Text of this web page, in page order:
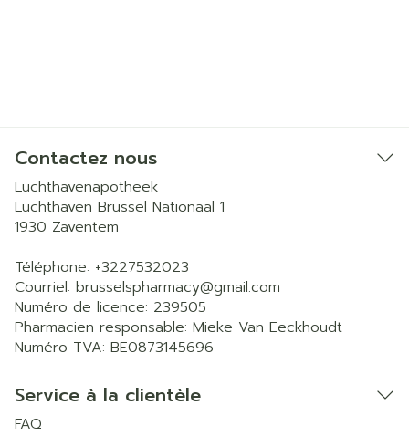
Contactez nous
Luchthavenapotheek
Luchthaven Brussel Nationaal 1
1930 Zaventem
Téléphone: +3227532023
Courriel: brusselspharmacy@gmail.com
Numéro de licence: 239505
Pharmacien responsable: Mieke Van Eeckhoudt
Numéro TVA: BE0873145696
Service à la clientèle
FAQ